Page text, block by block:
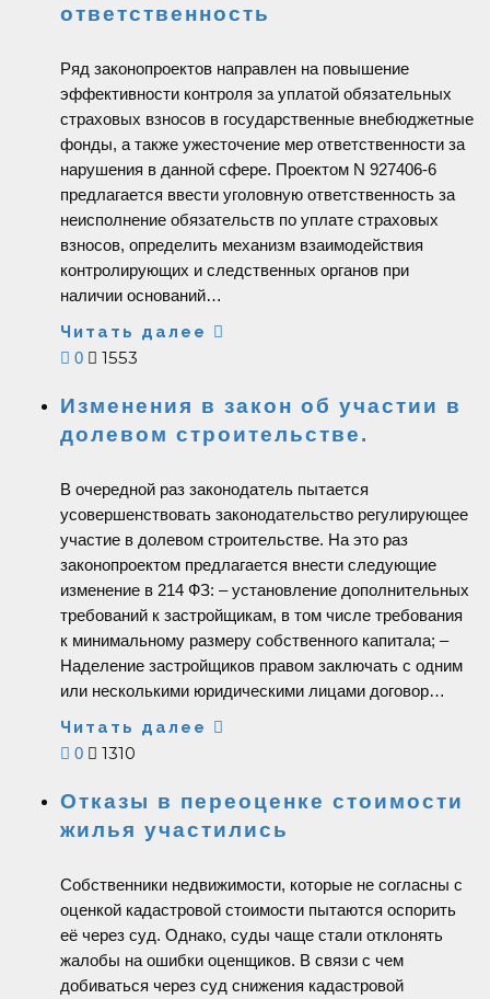
ответственность
Ряд законопроектов направлен на повышение
эффективности контроля за уплатой обязательных
страховых взносов в государственные внебюджетные
фонды, а также ужесточение мер ответственности за
нарушения в данной сфере. Проектом N 927406-6
предлагается ввести уголовную ответственность за
неисполнение обязательств по уплате страховых
взносов, определить механизм взаимодействия
контролирующих и следственных органов при
наличии оснований…
Читать далее
0 1553
Изменения в закон об участии в
долевом строительстве.
В очередной раз законодатель пытается
усовершенствовать законодательство регулирующее
участие в долевом строительстве. На это раз
законопроектом предлагается внести следующие
изменение в 214 ФЗ: – установление дополнительных
требований к застройщикам, в том числе требования
к минимальному размеру собственного капитала; –
Наделение застройщиков правом заключать с одним
или несколькими юридическими лицами договор…
Читать далее
0 1310
Отказы в переоценке стоимости
жилья участились
Собственники недвижимости, которые не согласны с
оценкой кадастровой стоимости пытаются оспорить
её через суд. Однако, суды чаще стали отклонять
жалобы на ошибки оценщиков. В связи с чем
добиваться через суд снижения кадастровой